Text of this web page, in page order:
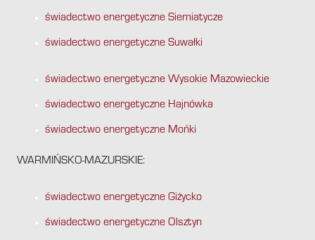
świadectwo energetyczne Siemiatycze
świadectwo energetyczne Suwałki
świadectwo energetyczne Wysokie Mazowieckie
świadectwo energetyczne Hajnówka
świadectwo energetyczne Mońki
WARMIŃSKO-MAZURSKIE:
świadectwo energetyczne Giżycko
świadectwo energetyczne Olsztyn